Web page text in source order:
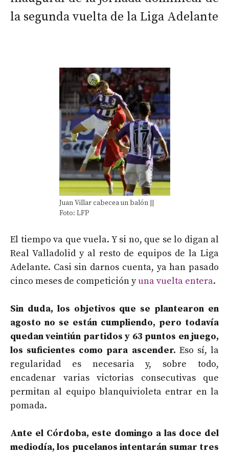
la segunda vuelta de la Liga Adelante
Juan Villar cabecea un balón ||
Foto: LFP
El tiempo va que vuela. Y si no, que se lo digan al
Real Valladolid y al resto de equipos de la Liga
Adelante. Casi sin darnos cuenta, ya han pasado
cinco meses de competición yuna vuelta entera.
Sin duda, los objetivos que se plantearon en
agosto no se están cumpliendo, pero todavía
quedan veintiún partidos y 63 puntos en juego,
los suficientes como para ascender. Eso sí, la
regularidad es necesaria y, sobre todo,
encadenar varias victorias consecutivas que
permitan al equipo blanquivioleta entrar en la
pomada.
Ante el Córdoba, este domingo a las doce del
mediodía, los pucelanos intentarán sumar tres